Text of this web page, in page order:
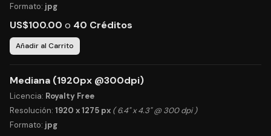
Formato: jpg
US$100.00 o 40 Créditos
Añadir al Carrito
Mediana (1920px @300dpi)
Licencia: Royalty Free
Resolución: 1920 x 1275 px ( 6.4" x 4.3" @ 300 dpi )
Formato: jpg